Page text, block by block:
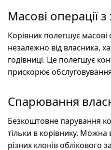
Масові операції
Корівник полегшує масові
незалежно від власника,
годівниці. Це полегшує
прискорює
Спарювання
Безкоштовне парування
тільки в корівнику.
різних клонів облікового